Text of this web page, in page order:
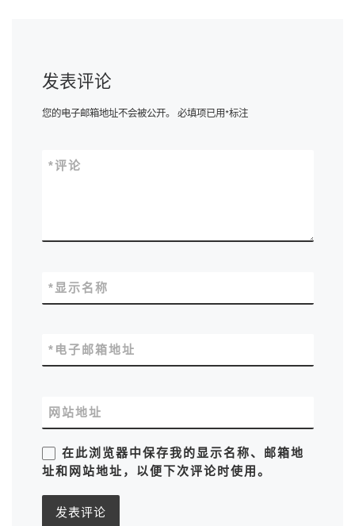
发表评论
您的电子邮箱地址不会被公开。 必填项已用*标注
评论
*
显示名称
*
电子邮箱地址
*
网站地址
在此浏览器中保存我的显示名称、邮箱地
址和网站地址，以便下次评论时使用。